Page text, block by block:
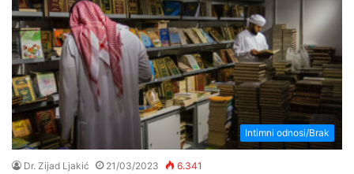
Intimni odnosi/Brak
Dr. Zijad Ljakić 21/03/2023 6.341